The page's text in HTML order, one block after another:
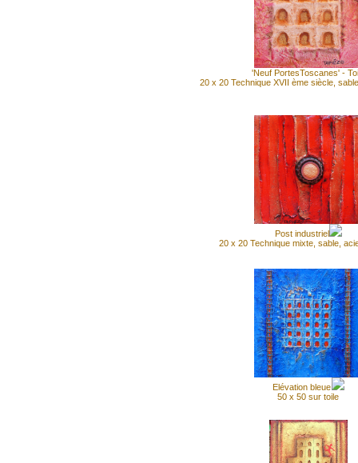
'Neuf PortesToscanes' -
20 x 20 Technique XVII ème siècle,
Post industriel
20 x 20 Technique mixte, sable,
Elévation bleue
50 x 50 sur toile